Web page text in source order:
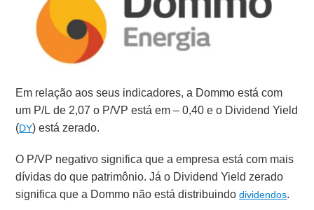
Em relação aos seus indicadores, a Dommo está com
um P/L de 2,07 o P/VP está em – 0,40 e o Dividend Yield
(DY) está zerado.
O P/VP negativo significa que a empresa está com mais
dívidas do que patrimônio. Já o Dividend Yield zerado
significa que a Dommo não está distribuindodividendos.